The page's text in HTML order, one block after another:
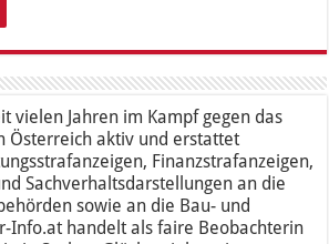
vielen Jahren im Kampf gegen das
Österreich aktiv und erstattet
Finanzstrafanzeigen,
Sachverhaltsdarstellungen an die
sowie an die Bau- und
Info.at handelt als faire Beobachterin